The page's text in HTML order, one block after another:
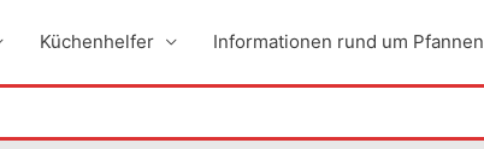
Küchenhelfer Informationen rund um Pfannen